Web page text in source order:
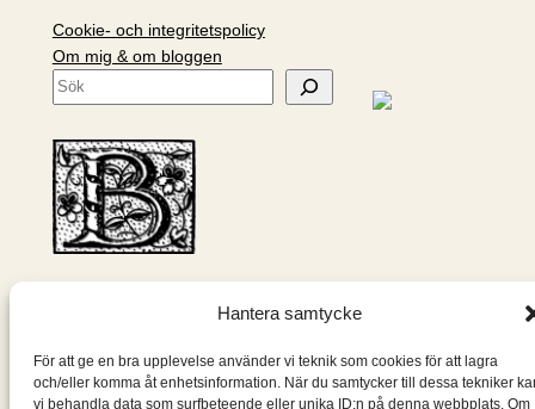
Hantera samtycke
För att ge en bra upplevelse använder vi teknik som cookies för att lagra
och/eller komma åt enhetsinformation. När du samtycker till dessa tekniker
vi behandla data som surfbeteende eller unika ID:n på denna webbplats. Om
Cookie- och integritetspolicy
Om mig & om bloggen
S
k